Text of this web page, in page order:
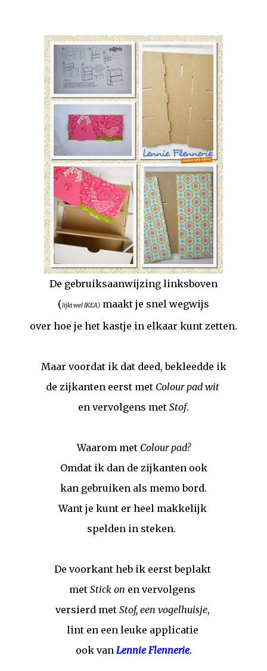
De gebruiksaanwijzing linksboven
(lijkt wel IKEA) maakt je snel wegwijs
over hoe je het kastje in elkaar kunt zetten.
Maar voordat ik dat deed, bekleedde ik
de zijkanten eerst met Colour pad wit
en vervolgens met Stof.
Waarom met Colour pad?
Omdat ik dan de zijkanten ook
kan gebruiken als memo bord.
Want je kunt er heel makkelijk
spelden in steken.
De voorkant heb ik eerst beplakt
met Stick on en vervolgens
versierd met Stof, een vogelhuisje,
lint en een leuke applicatie
ook van Lennie Flennerie.